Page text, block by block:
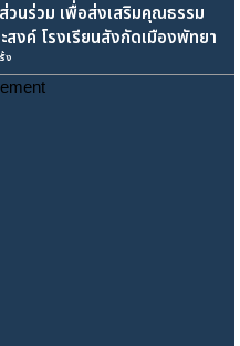
วนร่วม เพื่อส่งเสริมคุณธรรม
งค์ โรงเรียนสังกัดเมืองพัทยา
ง